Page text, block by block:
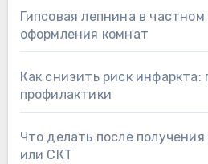
Гипсовая лепнина в
оформления комнат
Как снизить риск инфаркта:
профилактики
Что делать после
или СКТ